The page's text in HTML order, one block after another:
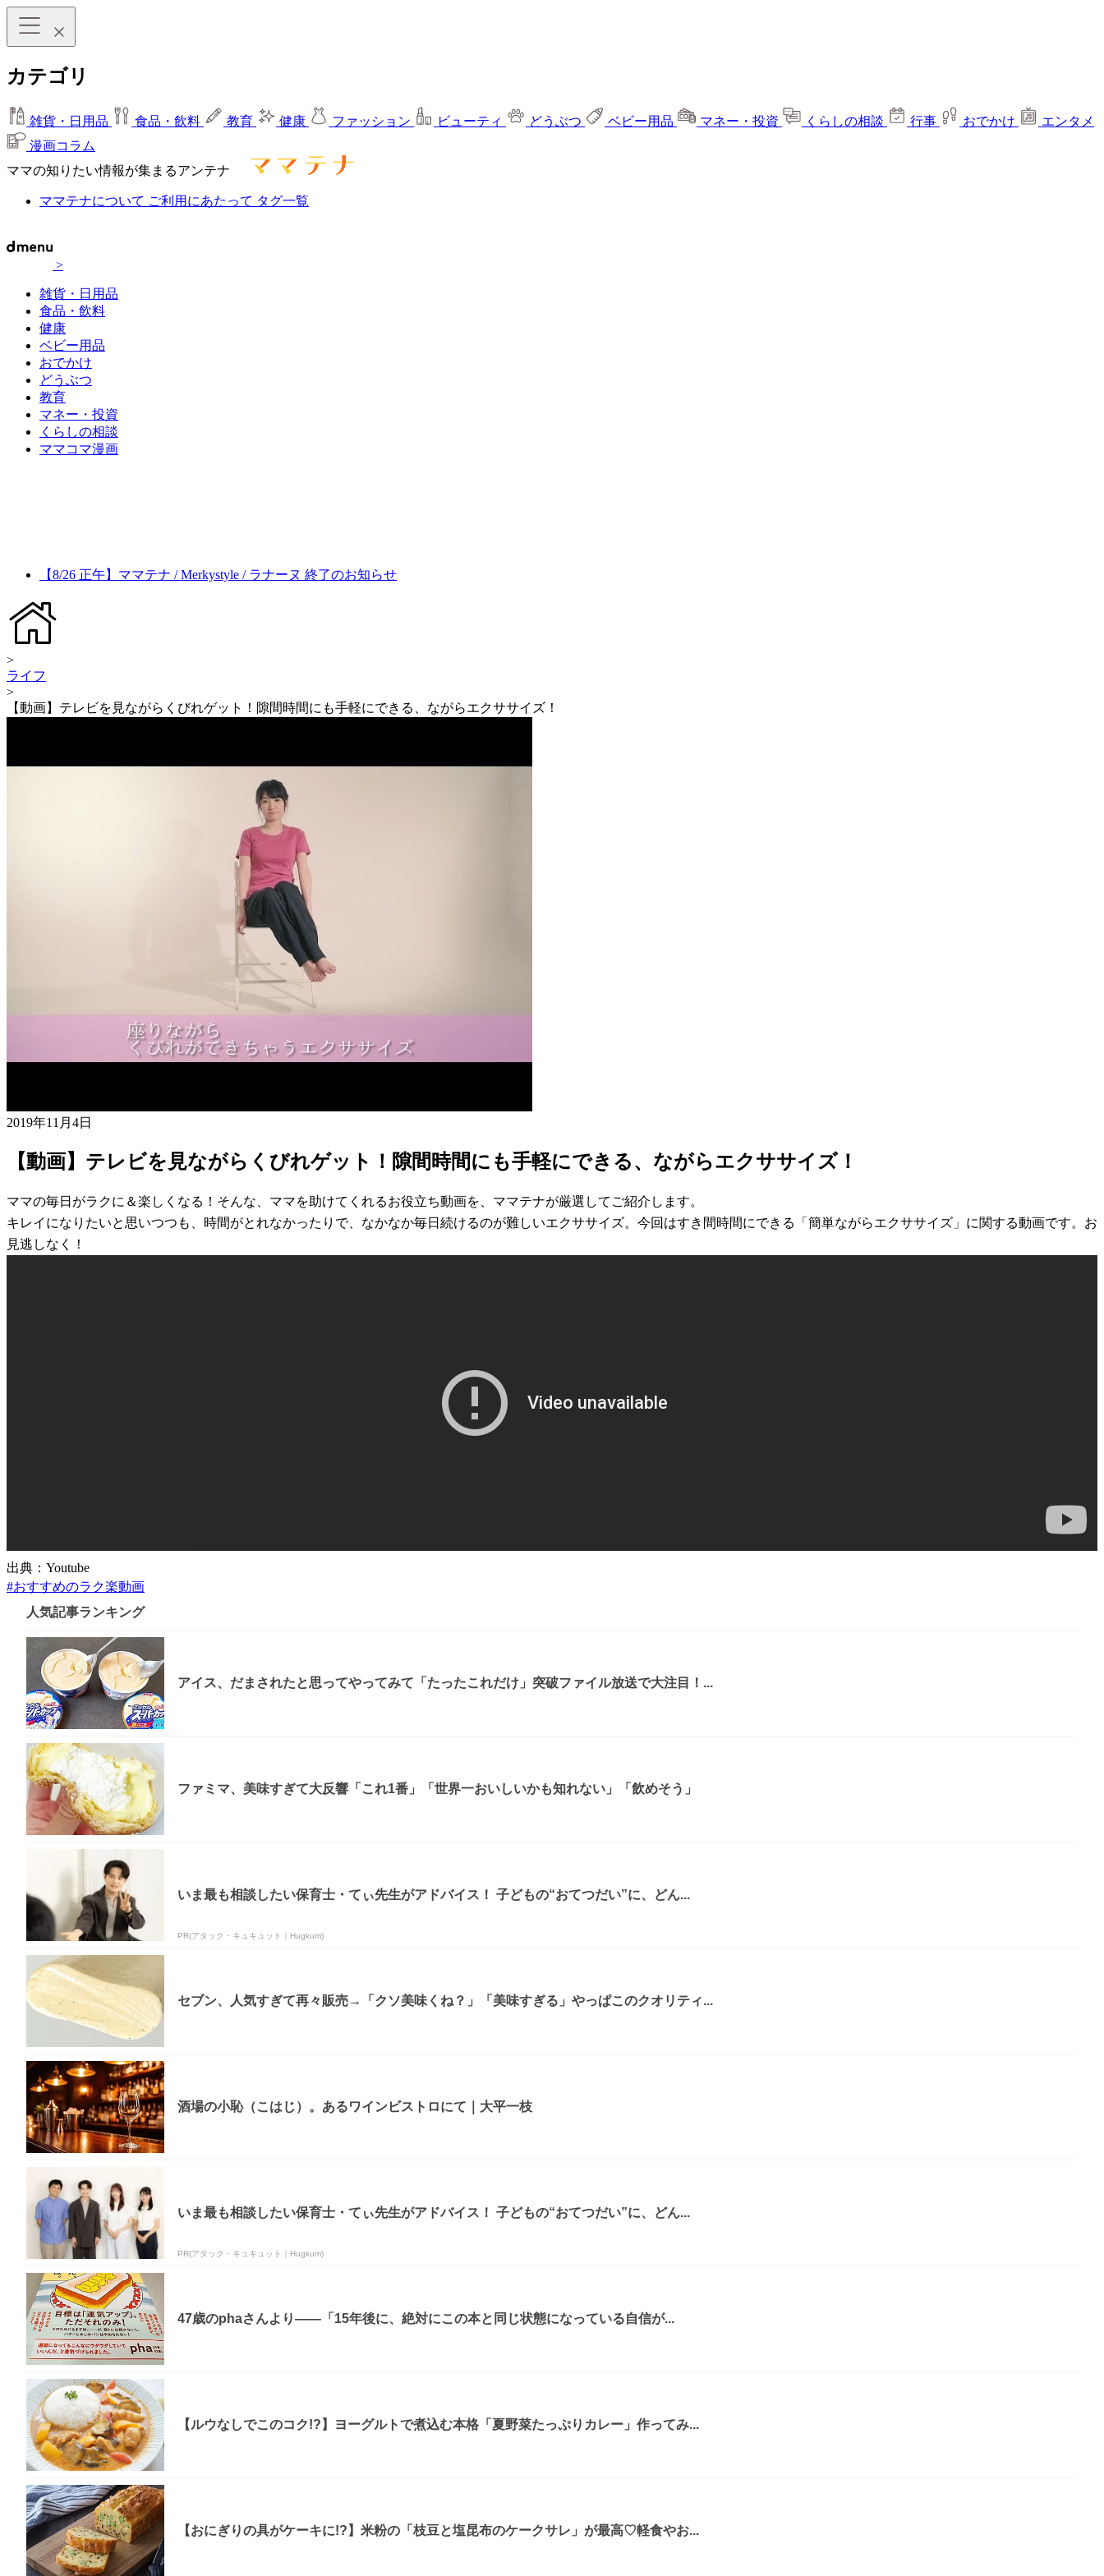
カテゴリ
雑貨・日用品 食品・飲料 教育 健康 ファッション ビューティ どうぶつ ベビー用品 マネー・投資 くらしの相談 行事 おでかけ
エンタメ
漫画コラム
ママの知りたい情報が集まるアンテナ
ママテナについて ご利用にあたって タグ一覧
>
雑貨・日用品
食品・飲料
健康
ベビー用品
おでかけ
どうぶつ
教育
マネー・投資
くらしの相談
ママコマ漫画
【8/26 正午】ママテナ / Merkystyle / ラナーヌ 終了のお知らせ
>
ライフ
>
【動画】テレビを見ながらくびれゲット！隙間時間にも手軽にできる、ながらエクササイズ！
2019年11月4日
【動画】テレビを見ながらくびれゲット！隙間時間にも手軽にできる、ながらエクササイズ！
ママの毎日がラクに＆楽しくなる！そんな、ママを助けてくれるお役立ち動画を、ママテナが厳選してご紹介します。
キレイになりたいと思いつつも、時間がとれなかったりで、なかなか毎日続けるのが難しいエクササイズ。今回はすき間時間にできる「簡単ながらエクササイズ」に関する動画です。お
見逃しなく！
出典：Youtube
#おすすめのラク楽動画
人気記事ランキング
アイス、だまされたと思ってやってみて「たったこれだけ」突破ファイル放送で大注目！...
ファミマ、美味すぎて大反響「これ1番」「世界一おいしいかも知れない」「飲めそう」
いま最も相談したい保育士・てぃ先生がアドバイス！ 子どもの“おてつだい”に、どん...
PR(アタック・キュキュット｜Hugkum)
セブン、人気すぎて再々販売→「クソ美味くね？」「美味すぎる」やっぱこのクオリティ...
酒場の小恥（こはじ）。あるワインビストロにて｜大平一枝
いま最も相談したい保育士・てぃ先生がアドバイス！ 子どもの“おてつだい”に、どん...
PR(アタック・キュキュット｜Hugkum)
47歳のphaさんより――「15年後に、絶対にこの本と同じ状態になっている自信が...
【ルウなしでこのコク!?】ヨーグルトで煮込む本格「夏野菜たっぷりカレー」作ってみ...
【おにぎりの具がケーキに!?】米粉の「枝豆と塩昆布のケークサレ」が最高♡軽食やお...